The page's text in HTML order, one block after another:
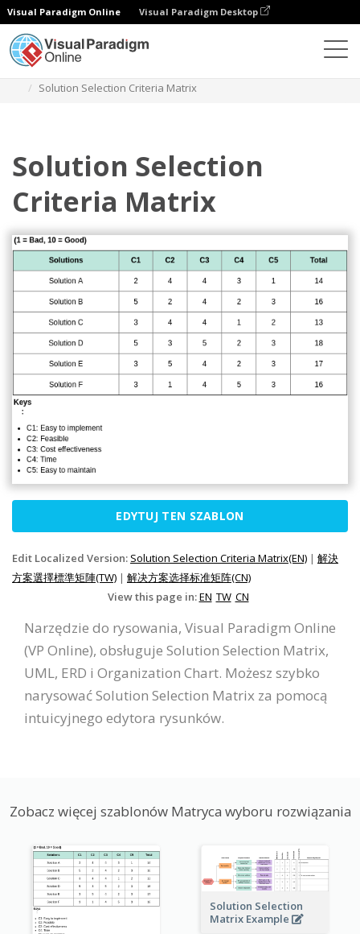
Visual Paradigm Online Visual Paradigm Desktop
Solution Selection Criteria Matrix
Solution Selection
Criteria Matrix
EDYTUJ TEN SZABLON
Edit Localized Version: Solution Selection Criteria Matrix(EN) | 解決
方案選擇標準矩陣(TW) | 解决方案选择标准矩阵(CN)
View this page in:EN TW CN
Narzędzie do rysowania, Visual Paradigm Online
(VP Online), obsługuje Solution Selection Matrix,
UML, ERD i Organization Chart. Możesz szybko
narysować Solution Selection Matrix za pomocą
intuicyjnego edytora rysunków.
Zobacz więcej szablonów Matryca wyboru rozwiązania
Solution Selection
Matrix Example